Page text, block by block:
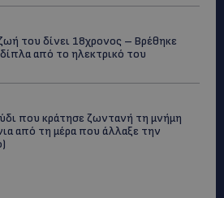
του δίνει 18χρονος – Βρέθηκε
από το ηλεκτρικό του
που κράτησε ζωντανή τη μνήμη
από τη μέρα που άλλαξε την